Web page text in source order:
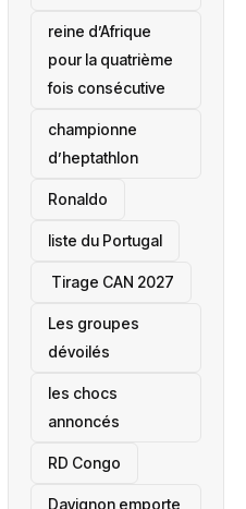
reine d’Afrique
pour la quatrième
fois consécutive
championne
d’heptathlon
Ronaldo
liste du Portugal
‎ Tirage CAN 2027
Les groupes
dévoilés
les chocs
annoncés
‎RD Congo
Davignon emporte